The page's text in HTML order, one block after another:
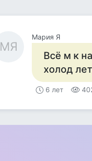
МЯ
Мария Я
Всё м к
холод
6 лет